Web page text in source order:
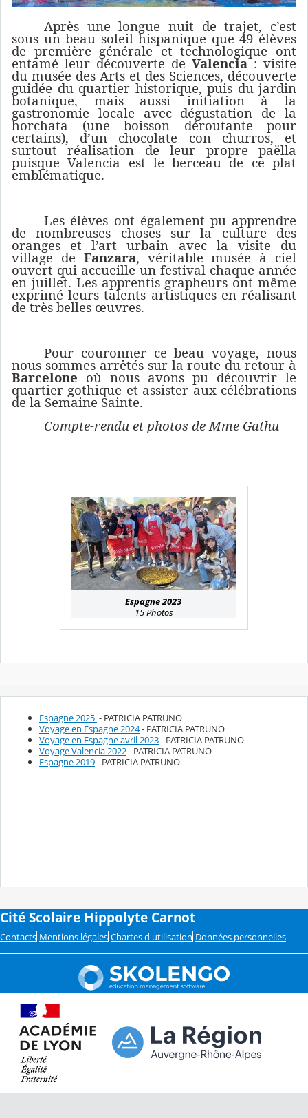
Après une longue nuit de trajet, c’est
sous un beau soleil hispanique que 49 élèves
de première générale et technologique ont
entamé leur découverte de Valencia: visite
du musée des Arts et des Sciences, découverte
guidée du quartier historique, puis du jardin
botanique, mais aussi initiation à la
gastronomie locale avec dégustation de la
horchata (une boisson déroutante pour
certains), d’un chocolate con churros, et
surtout réalisation de leur propre paëlla
puisque Valencia est le berceau de ce plat
emblématique.
Les élèves ont également pu apprendre
de nombreuses choses sur la culture des
oranges et l’art urbain avec la visite du
village de Fanzara, véritable musée à ciel
ouvert qui accueille un festival chaque année
en juillet. Les apprentis grapheurs ont même
exprimé leurs talents artistiques en réalisant
de très belles œuvres.
Pour couronner ce beau voyage, nous
nous sommes arrêtés sur la route du retour à
Barcelone où nous avons pu découvrir le
quartier gothique et assister aux célébrations
de la Semaine Sainte.
Compte-rendu et photos de Mme Gathu
Espagne 2023
15 Photos
Espagne 2025 - PATRICIA PATRUNO
Voyage en Espagne 2024- PATRICIA PATRUNO
Voyage en Espagne avril 2023- PATRICIA PATRUNO
Voyage Valencia 2022- PATRICIA PATRUNO
Espagne 2019- PATRICIA PATRUNO
Cité Scolaire Hippolyte Carnot
Contacts Mentions légales Chartes d'utilisation Données personnelles